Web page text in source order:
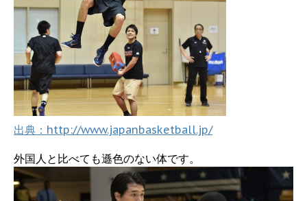
出典：http://www.japanbasketball.jp/
外国人と比べても遜色のない体です。